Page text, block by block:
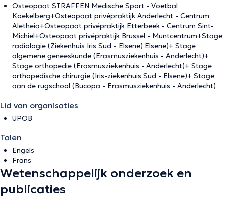
Osteopaat STRAFFEN Medische Sport - Voetbal
Koekelberg+Osteopaat privépraktijk Anderlecht - Centrum
Aletheia+Osteopaat privépraktijk Etterbeek - Centrum Sint-
Michiel+Osteopaat privépraktijk Brussel - Muntcentrum+Stage
radiologie (Ziekenhuis Iris Sud - Elsene) Elsene)+ Stage
algemene geneeskunde (Erasmusziekenhuis - Anderlecht)+
Stage orthopedie (Erasmusziekenhuis - Anderlecht)+ Stage
orthopedische chirurgie (Iris-ziekenhuis Sud - Elsene)+ Stage
aan de rugschool (Bucopa - Erasmusziekenhuis - Anderlecht)
Lid van organisaties
UPOB
Talen
Engels
Frans
Wetenschappelijk onderzoek en
publicaties